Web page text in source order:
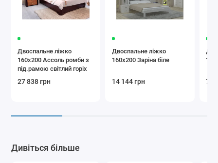
Двоспальне ліжко
160x200 Ассоль ромби з
під.рамою світлий горіх
27 838 грн
Двоспальне ліжко
160x200 Заріна біле
14 144 грн 7
Дивіться більше